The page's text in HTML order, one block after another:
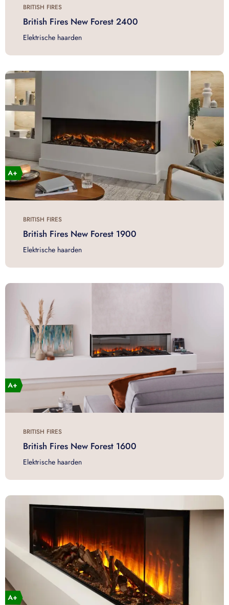
BRITISH FIRES
British Fires New Forest 2400
Elektrische haarden
BRITISH FIRES
British Fires New Forest 1900
Elektrische haarden
BRITISH FIRES
British Fires New Forest 1600
Elektrische haarden